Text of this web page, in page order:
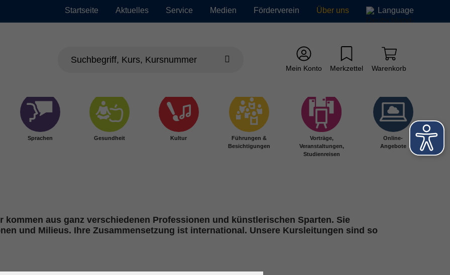
Startseite Aktuelles Service Medien Förderverein Über uns Language
Mein Konto Merkzettel Warenkorb
Sprachen Gesundheit Kultur
Führungen &
Besichtigungen
Vorträge,
Veranstaltungen,
Studienreisen
Online-
Angebote
aus ganz verschiedenen Professionen und künstlerischen Sparten. Sie
und Milieus. Ihre Zusammensetzung ist international. Unsere Kursleitungen sind so